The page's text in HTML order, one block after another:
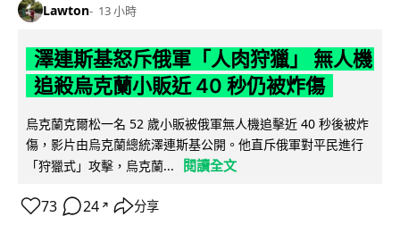
Lawton 13 小時
澤連斯基怒斥俄軍「人肉狩獵」 無人機
追殺烏克蘭小販近 40 秒仍被炸傷
烏克蘭克爾松一名 52 歲小販被俄軍無人機追擊近 40 秒後被炸
傷，影片由烏克蘭總統澤連斯基公開。他直斥俄軍對平民進行
「狩獵式」攻擊，烏克蘭...
閱讀全文
73 24 ↗ 分享